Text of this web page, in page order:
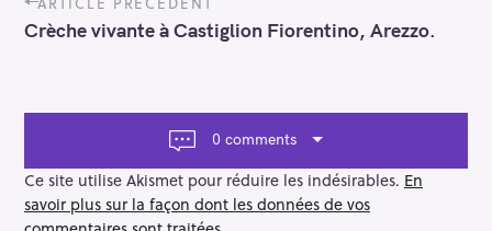
o
s
a
g
a
t
Crèche vivante à Castiglion Fiorentino, Arezzo.
0 comments
Ce site utilise Akismet pour réduire les indésirables. En
savoir plus sur la façon dont les données de vos